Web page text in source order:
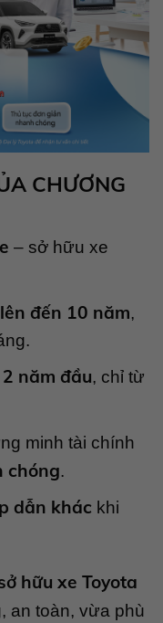
CHƯƠNG
– sở hữu xe
đến 10 năm,
năm đầu, chỉ từ
minh tài chính
chóng.
dẫn khác khi
hữu xe Toyota
an toàn, vừa phù